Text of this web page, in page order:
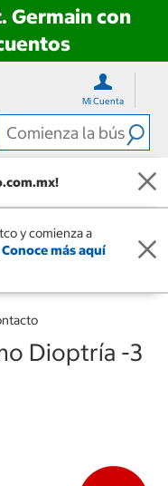
Germain con
Mi Cuenta
y comienza a
Conoce más aquí
Dioptría -3